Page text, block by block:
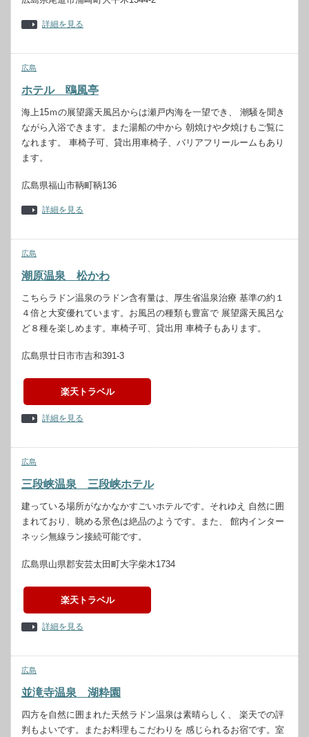
詳細を見る
広島
ホテル 鴎風亭
海上15ｍの展望露天風呂からは瀬戸内海を一望でき、 潮騒を聞き
ながら入浴できます。また湯船の中から 朝焼けや夕焼けもご覧に
なれます。 車椅子可、貸出用車椅子、バリアフリールームもあり
ます。
広島県福山市鞆町鞆136
詳細を見る
広島
潮原温泉 松かわ
こちらラドン温泉のラドン含有量は、厚生省温泉治療 基準の約１
４倍と大変優れています。お風呂の種類も豊富で 展望露天風呂な
ど８種を楽しめます。車椅子可、貸出用 車椅子もあります。
広島県廿日市市吉和391-3
楽天トラベル
詳細を見る
広島
三段峡温泉 三段峡ホテル
建っている場所がなかなかすごいホテルです。それゆえ 自然に囲
まれており、眺める景色は絶品のようです。また、 館内インター
ネッシ無線ラン接続可能です。
広島県山県郡安芸太田町大字柴木1734
楽天トラベル
詳細を見る
広島
並滝寺温泉 湖粋園
四方を自然に囲まれた天然ラドン温泉は素晴らしく、 楽天での評
判もよいです。またお料理もこだわりを 感じられるお宿です。室